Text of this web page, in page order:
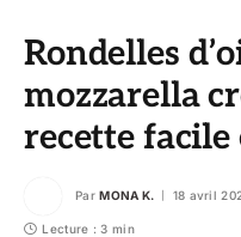
Rondelles
mozzarella
recette facile
Par MONA K. 18 avril
Lecture : 3 min